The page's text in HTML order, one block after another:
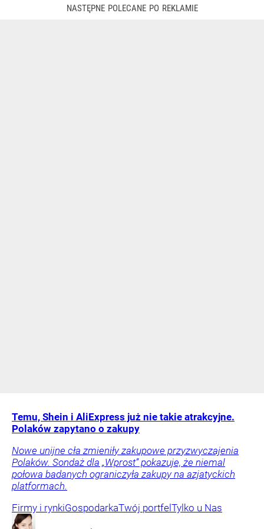
Temu, Shein i AliExpress już nie takie atrakcyjne.
Polaków zapytano o zakupy
Nowe unijne cła zmieniły zakupowe przyzwyczajenia
Polaków. Sondaż dla „Wprost” pokazuje, że niemal
połowa badanych ograniczyła zakupy na azjatyckich
platformach.
Firmy i rynkiGospodarkaTwój portfel Tylko u Nas